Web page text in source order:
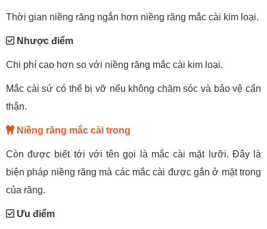
Thời gian niềng răng ngắn hơn niềng răng mắc cài kim loại.
Nhược điểm
Chi phí cao hơn so với niềng răng mắc cài kim loại.
Mắc cài sứ có thể bị vỡ nếu không chăm sóc và bảo vệ cẩn
thận.
Niềng răng mắc cài trong
Còn được biết tới với tên gọi là mắc cài mặt lưỡi. Đây là
biện pháp niềng răng mà các mắc cài được gắn ở mặt trong
của răng.
Ưu điểm